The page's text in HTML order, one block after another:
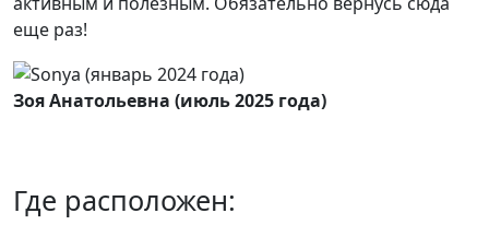
еще раз!
Зоя Анатольевна (июль 2025 года)
Где расположен: